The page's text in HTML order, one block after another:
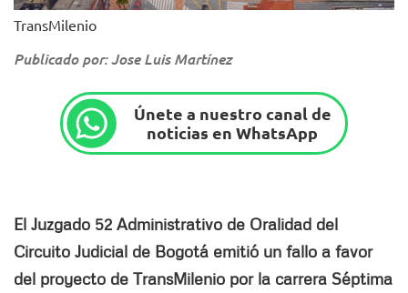
TransMilenio
Publicado por: Jose Luis Martínez
Únete a nuestro canal de
noticias en WhatsApp
El Juzgado 52 Administrativo de Oralidad del
Circuito Judicial de Bogotá emitió un fallo a favor
del proyecto de TransMilenio por la carrera Séptima